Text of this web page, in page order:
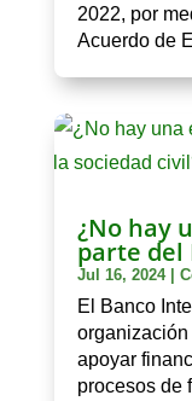
2022, por
Acuerdo de
¿No hay
parte del
Jul 16, 2024|
El Banco
apoyar
procesos de